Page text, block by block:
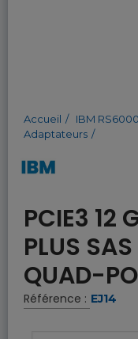
Accueil IBM
Adaptateurs
PCIE3 12
PLUS
QUAD-
Référence : EJ14